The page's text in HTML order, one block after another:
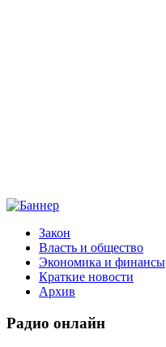
Закон
Власть и общество
Экономика и финансы
Краткие новости
Архив
Радио онлайн